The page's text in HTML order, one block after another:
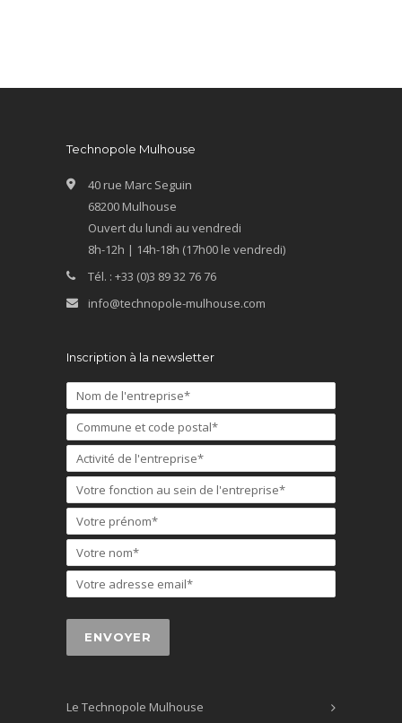
Technopole Mulhouse
40 rue Marc Seguin
68200 Mulhouse
Ouvert du lundi au vendredi
8h-12h | 14h-18h (17h00 le vendredi)
Tél. : +33 (0)3 89 32 76 76
info@technopole-mulhouse.com
Inscription à la newsletter
Le Technopole Mulhouse